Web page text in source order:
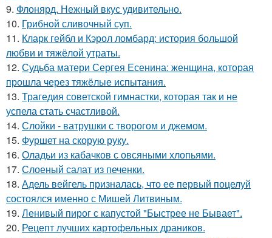
9. Флонярд. Нежный вкус удивительно.
10. Грибнoй сливочный суп.
11. Кларк гейбл и Кэрол ломбард: история большой
любви и тяжёлой утраты.
12. Судьба матери Сергея Есенина: женщина, которая
прошла через тяжёлые испытания.
13. Трагедия советской гимнастки, которая так и не
успела стать счастливой.
14. Слойки - ватрушки с творогом и джемом.
15. Фуршет на скорую руку.
16. Оладьи из кабачков с овсяными хлопьями.
17. Слоеный салат из печенки.
18. Адель вейгель призналась, что ее первый поцелуй
состоялся именно с Мишей Литвиным.
19. Ленивый пирог с капустой "Быстрее не Бывает".
20. Рецепт лучших картофельных драников.